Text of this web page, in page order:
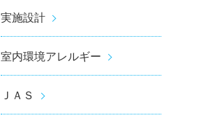
実施設計
室内環境アレルギー
ＪＡＳ